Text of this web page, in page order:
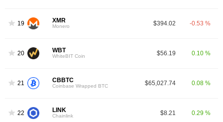
19 XMR
Monero $394.02 -0.53 %
20 WBT
WhiteBIT Coin $56.19 0.10 %
21 CBBTC
Coinbase Wrapped BTC $65,027.74 0.08 %
22 LINK
Chainlink $8.21 0.29 %